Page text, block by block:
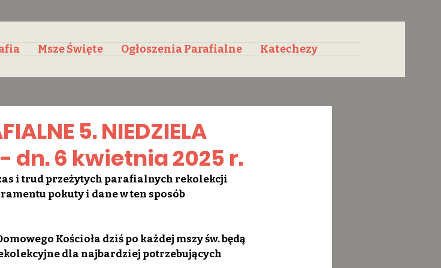
Msze Święte Ogłoszenia Parafialne Katechezy
5. NIEDZIELA
- dn. 6 kwietnia 2025 r.
i trud przeżytych parafialnych rekolekcji
pokuty i dane w ten sposób
Kościoła dziś po każdej mszy św. będą
dla najbardziej potrzebujących